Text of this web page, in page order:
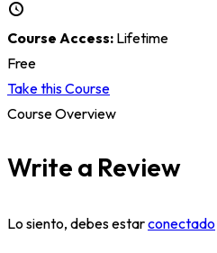
Course Access: Lifetime
Free
Take this Course
Course Overview
Write a Review
Lo siento, debes estarconectado